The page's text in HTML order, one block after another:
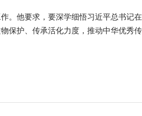
。他要求，要深学细悟习近平总书记
护、传承活化力度，推动中华优秀